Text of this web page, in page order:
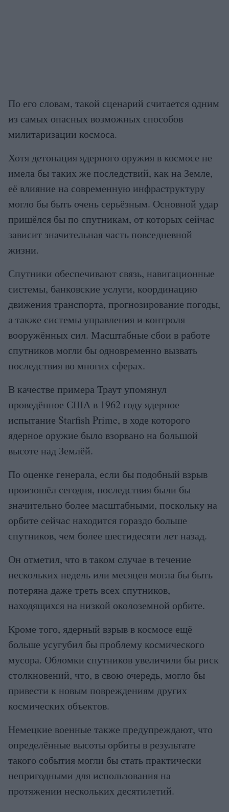
По его словам, такой сценарий считается одним
из самых опасных возможных способов
милитаризации космоса.
Хотя детонация ядерного оружия в космосе не
имела бы таких же последствий, как на Земле,
её влияние на современную инфраструктуру
могло бы быть очень серьёзным. Основной удар
пришёлся бы по спутникам, от которых сейчас
зависит значительная часть повседневной
жизни.
Спутники обеспечивают связь, навигационные
системы, банковские услуги, координацию
движения транспорта, прогнозирование погоды,
а также системы управления и контроля
вооружённых сил. Масштабные сбои в работе
спутников могли бы одновременно вызвать
последствия во многих сферах.
В качестве примера Траут упомянул
проведённое США в 1962 году ядерное
испытание Starfish Prime, в ходе которого
ядерное оружие было взорвано на большой
высоте над Землёй.
По оценке генерала, если бы подобный взрыв
произошёл сегодня, последствия были бы
значительно более масштабными, поскольку на
орбите сейчас находится гораздо больше
спутников, чем более шестидесяти лет назад.
Он отметил, что в таком случае в течение
нескольких недель или месяцев могла бы быть
потеряна даже треть всех спутников,
находящихся на низкой околоземной орбите.
Кроме того, ядерный взрыв в космосе ещё
больше усугубил бы проблему космического
мусора. Обломки спутников увеличили бы риск
столкновений, что, в свою очередь, могло бы
привести к новым повреждениям других
космических объектов.
Немецкие военные также предупреждают, что
определённые высоты орбиты в результате
такого события могли бы стать практически
непригодными для использования на
протяжении нескольких десятилетий.